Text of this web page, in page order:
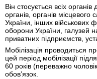
Він стосується всіх
органів, органів
України, інших військових
оборони України, галузей
приватних підприємств,
Мобілізація проводиться
цей період мобілізації
60 років (переважно
обов’язок.